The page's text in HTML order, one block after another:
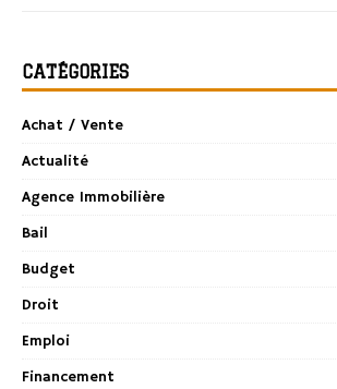
CATÉGORIES
Achat / Vente
Actualité
Agence Immobilière
Bail
Budget
Droit
Emploi
Financement